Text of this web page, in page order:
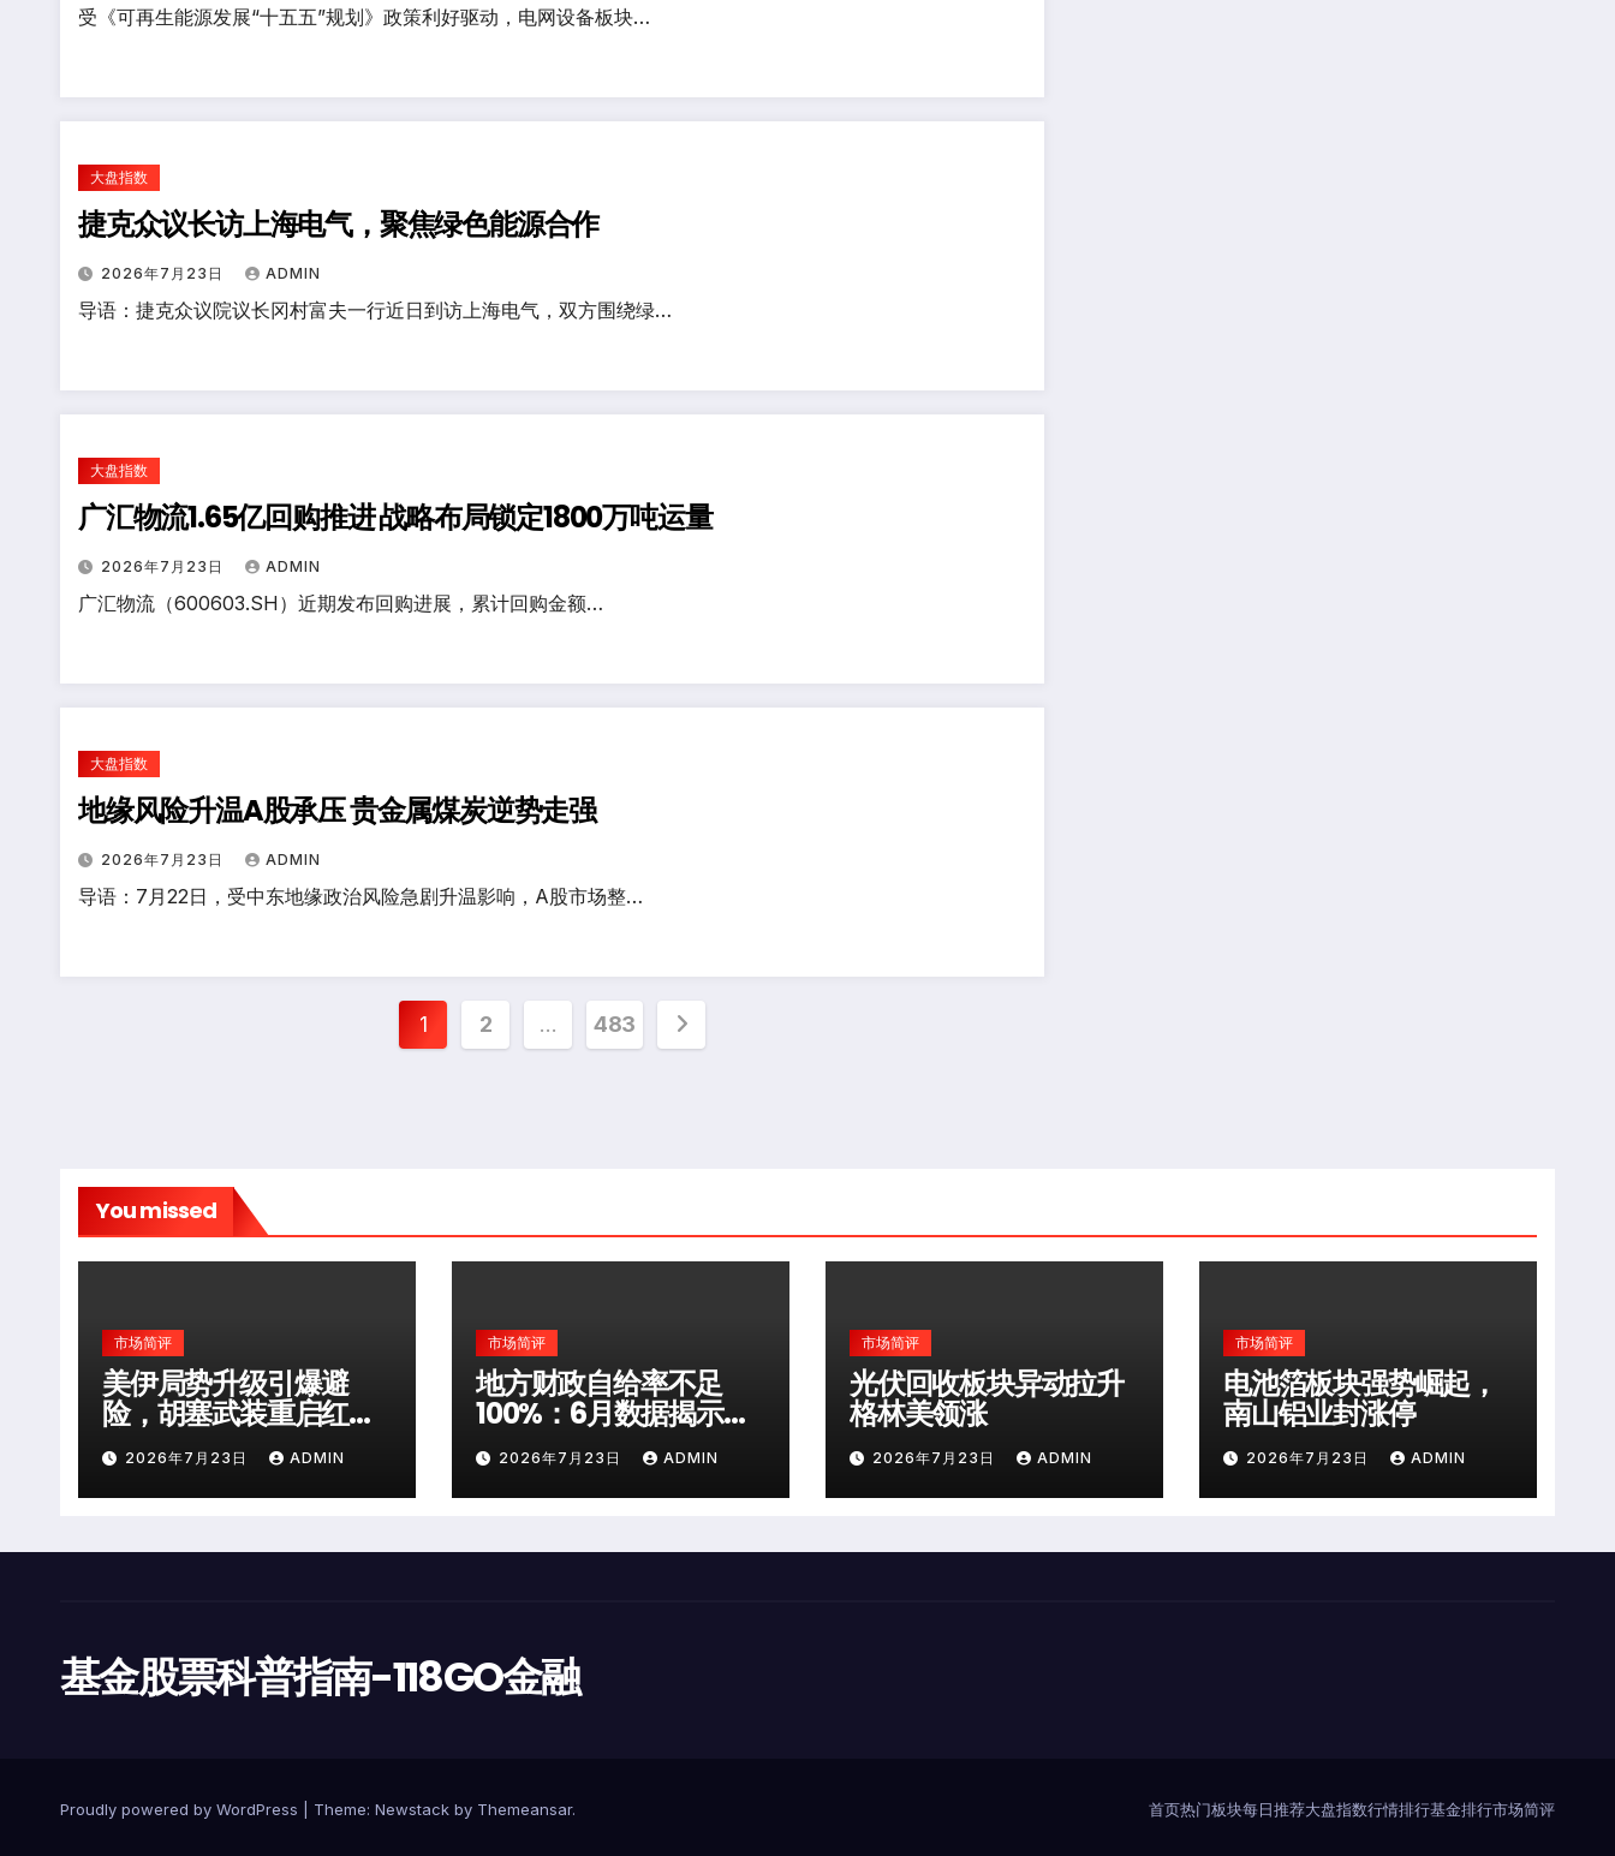
受《可再生能源发展“十五五”规划》政策利好驱动，电网设备板块…
大盘指数
捷克众议长访上海电气，聚焦绿色能源合作
2026年7月23日 ADMIN
导语：捷克众议院议长冈村富夫一行近日到访上海电气，双方围绕绿…
大盘指数
广汇物流1.65亿回购推进 战略布局锁定1800万吨运量
2026年7月23日 ADMIN
广汇物流（600603.SH）近期发布回购进展，累计回购金额…
大盘指数
地缘风险升温A股承压 贵金属煤炭逆势走强
2026年7月23日 ADMIN
导语：7月22日，受中东地缘政治风险急剧升温影响，A股市场整…
文
1 2 … 483
You missed
市场简评
美伊局势升级引爆避
险，胡塞武装重启红海
袭击
2026年7月23日 ADMIN
市场简评
地方财政自给率不足
100%：6月数据揭示深
层风险
2026年7月23日 ADMIN
市场简评
光伏回收板块异动拉升
格林美领涨
2026年7月23日 ADMIN
市场简评
电池箔板块强势崛起，
南山铝业封涨停
2026年7月23日 ADMIN
基金股票科普指南-118GO金融
Proudly powered by WordPress Theme: Newstack by Themeansar. 首页热门板块每日推荐大盘指数行情排行基金排行市场简评